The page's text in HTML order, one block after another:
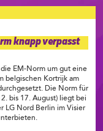
knapp verpasst
EM-Norm um gut eine
belgischen Kortrijk am
Die Norm für
bis 17. August) liegt bei
LG Nord Berlin im Visier